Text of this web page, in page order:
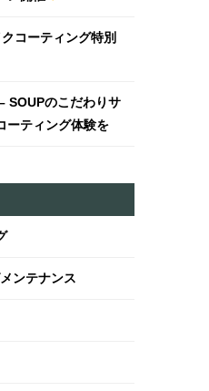
クコーティング特別
SOUPのこだわりサ
ーティング体験を
ンテナンス